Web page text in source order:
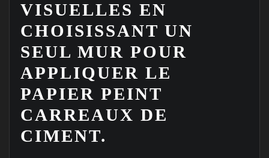
VISUELLES EN
CHOISISSANT UN
SEUL MUR POUR
APPLIQUER LE
PAPIER PEINT
CARREAUX DE
CIMENT.